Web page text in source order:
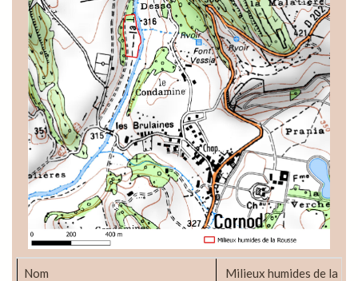
Nom Milieux humides de la